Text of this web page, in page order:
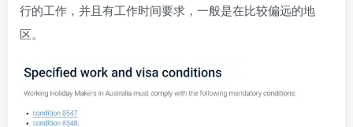
行的工作，并且有工作时间要求，一般是在比较偏远的地
区。